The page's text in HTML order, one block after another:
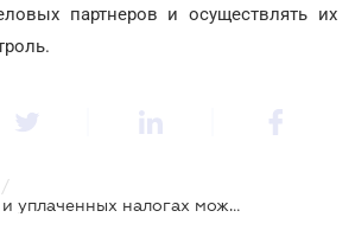
партнеров и осуществлять их
/
Данные о доходах и уплаченных налогах можно получить в электронном виде